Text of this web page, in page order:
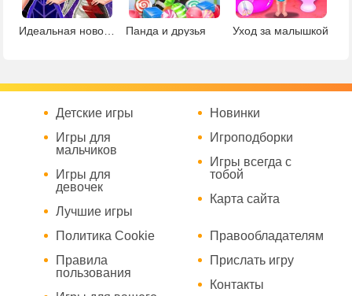
Идеальная новогодняя вечеринка Панда и друзья Уход за малышкой
Детские игры
Игры для
мальчиков
Игры для
девочек
Лучшие игры
Новинки
Игроподборки
Игры всегда с
тобой
Карта сайта
Политика Cookie
Правила
пользования
Правообладателям
Прислать игру
Контакты